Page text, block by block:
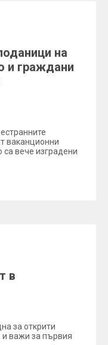
на
и граждани
ваканционни
вече изградени
в
за открити
и важи за първия